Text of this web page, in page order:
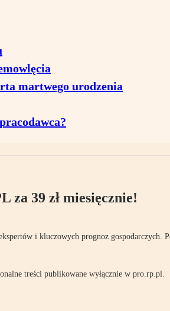
martwego urodzenia
za 39 zł miesięcznie!
i kluczowych prognoz gospodarczych.
treści publikowane wyłącznie w pro.rp.pl.